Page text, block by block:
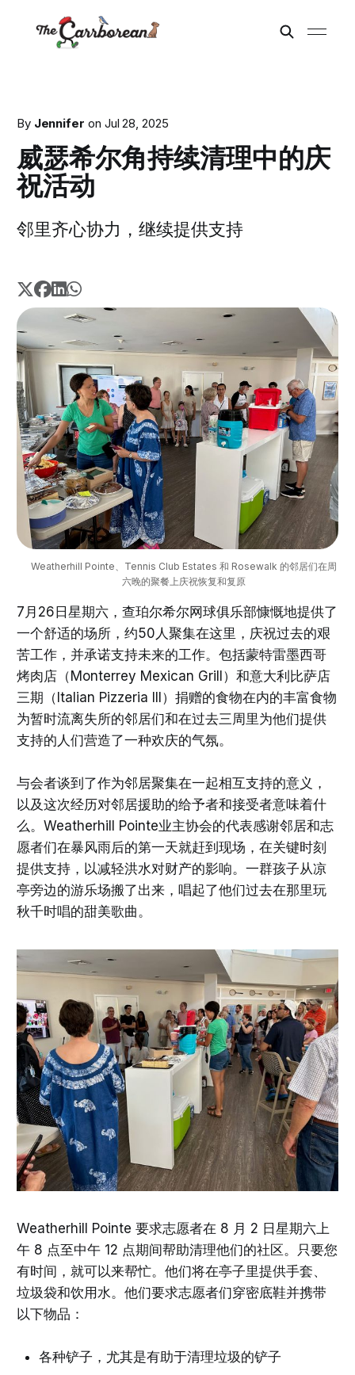
By Jennifer on Jul 28, 2025
威瑟希尔角持续清理中的庆
祝活动
邻里齐心协力，继续提供支持
Weatherhill Pointe、Tennis Club Estates 和 Rosewalk 的邻居们在周
六晚的聚餐上庆祝恢复和复原
7月26日星期六，查珀尔希尔网球俱乐部慷慨地提供了
一个舒适的场所，约50人聚集在这里，庆祝过去的艰
苦工作，并承诺支持未来的工作。包括蒙特雷墨西哥
烤肉店（Monterrey Mexican Grill）和意大利比萨店
三期（Italian Pizzeria III）捐赠的食物在内的丰富食物
为暂时流离失所的邻居们和在过去三周里为他们提供
支持的人们营造了一种欢庆的气氛。
与会者谈到了作为邻居聚集在一起相互支持的意义，
以及这次经历对邻居援助的给予者和接受者意味着什
么。Weatherhill Pointe业主协会的代表感谢邻居和志
愿者们在暴风雨后的第一天就赶到现场，在关键时刻
提供支持，以减轻洪水对财产的影响。一群孩子从凉
亭旁边的游乐场搬了出来，唱起了他们过去在那里玩
秋千时唱的甜美歌曲。
Weatherhill Pointe 要求志愿者在 8 月 2 日星期六上
午 8 点至中午 12 点期间帮助清理他们的社区。只要您
有时间，就可以来帮忙。他们将在亭子里提供手套、
垃圾袋和饮用水。他们要求志愿者们穿密底鞋并携带
以下物品：
各种铲子，尤其是有助于清理垃圾的铲子